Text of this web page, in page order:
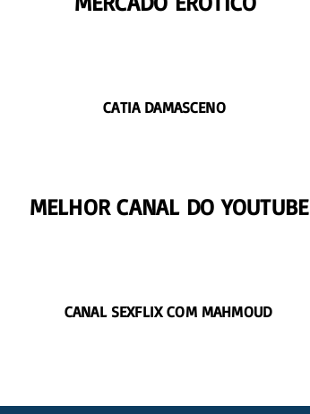
CATIA DAMASCENO
MELHOR CANAL DO YOUTUBE
CANAL SEXFLIX COM MAHMOUD